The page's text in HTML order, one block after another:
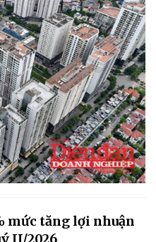
mức tăng lợi nhuận
II/2026